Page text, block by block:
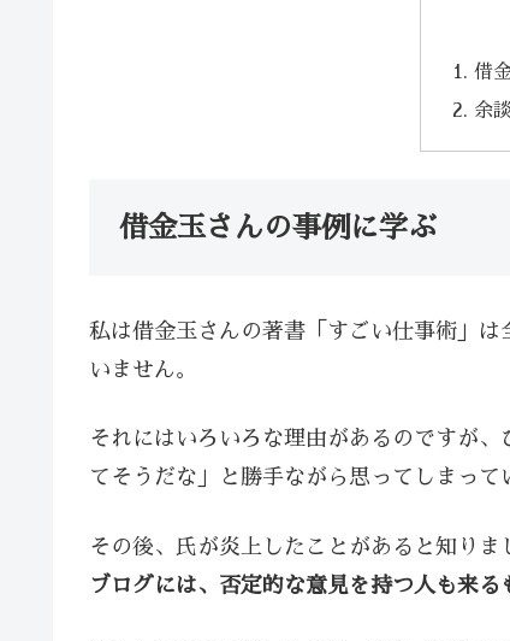
借
余談
借金玉さんの事例に学ぶ
私は借金玉さんの著書「すごい仕事術」
いません。
それにはいろいろな理由があるのですが
てそうだな」と勝手ながら思ってしまって
その後、氏が炎上したことがあると知りま
ブログには、否定的な意見を持つ人も来る